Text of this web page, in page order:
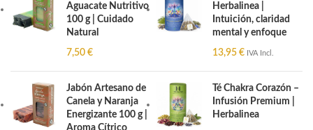
Aguacate Nutritivo
100 g | Cuidado
Natural
7,50 €
Jabón Artesano de
Canela y Naranja
Energizante 100 g |
Aroma Cítrico
Herbalinea |
Intuición, claridad
mental y enfoque
13,95 € IVA Incl.
Té Chakra Corazón –
Infusión Premium |
Herbalinea